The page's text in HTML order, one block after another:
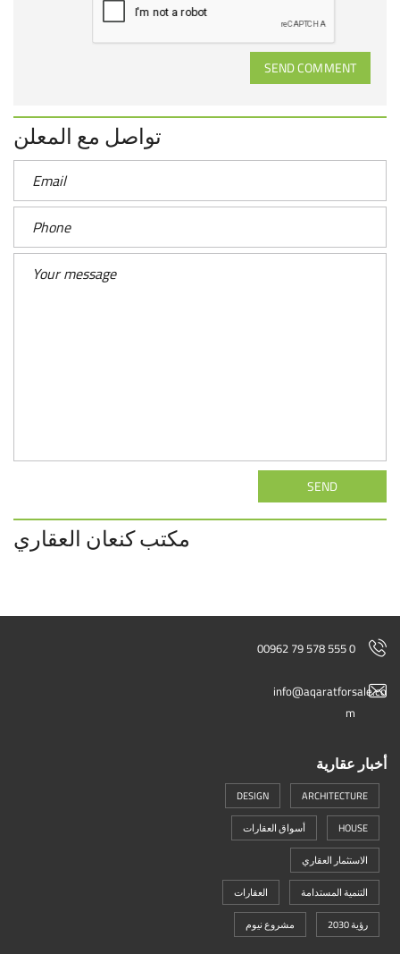
SEND COMMENT
تواصل مع المعلن
SEND
مكتب كنعان العقاري
00962 79 578 555 0
info@aqaratforsale.co
m
أخبار عقارية
ARCHITECTURE
DESIGN
HOUSE
أسواق العقارات
الاستثمار العقاري
التنمية المستدامة
العقارات
رؤية 2030
مشروع نيوم